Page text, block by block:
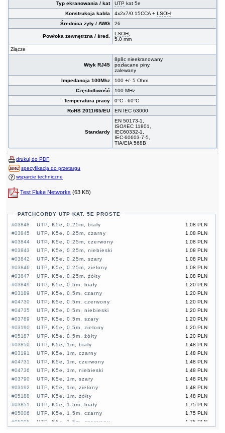
Typ ekranowania / kat
UTP kat 5e
Konstrukcja kabla
4x2x7/0.15CCA +LSOH
Średnica żyły / AWG
26
Powłoka zewnętrzna / śred. LSOH,
5,0 mm
Złącze
Wtyk RJ45
8p8c nieekranowany,
pozłacane piny,
zalewany
Impedancja 100Mhz
100 +/- 5 Ohm
Częstotliwość
100 MHz
Temperatura pracy
0°C - 60°C
RoHS 2011/65/EU
EN IEC 63000
Standardy
EN 50173-1,
ISO/IEC 11801,
IEC60332-1,
IEC-60603-7-5,
TIA/EIA 568B
drukuj do PDF
specyfikacja do przetargu
wsparcie techniczne
Test Fluke Networks (63 KB)
PATCHCORDY UTP KAT. 5E PROSTE
#03848
1,08 PLN
UTP, K5e, 0,25m, biały
#03845
1,08 PLN
UTP, K5e, 0,25m, czarny
#03844
1,08 PLN
UTP, K5e, 0,25m, czerwony
#03843
1,08 PLN
UTP, K5e, 0,25m, niebieski
#03842
1,08 PLN
UTP, K5e, 0,25m, szary
#03846
1,08 PLN
UTP, K5e, 0,25m, zielony
#03847
1,08 PLN
UTP, K5e, 0,25m, żółty
#03849
1,20 PLN
UTP, K5e, 0,5m, biały
#03189
1,20 PLN
UTP, K5e, 0,5m, czarny
#04730
1,20 PLN
UTP, K5e, 0,5m, czerwony
#04735
1,20 PLN
UTP, K5e, 0,5m, niebieski
#03789
1,20 PLN
UTP, K5e, 0,5m, szary
#03190
1,20 PLN
UTP, K5e, 0,5m, zielony
#05187
1,20 PLN
UTP, K5e, 0,5m, żółty
#03850
1,48 PLN
UTP, K5e, 1m, biały
#03191
1,48 PLN
UTP, K5e, 1m, czarny
#04731
1,48 PLN
UTP, K5e, 1m, czerwony
#04736
1,48 PLN
UTP, K5e, 1m, niebieski
#03790
1,48 PLN
UTP, K5e, 1m, szary
#03192
1,48 PLN
UTP, K5e, 1m, zielony
#05188
1,48 PLN
UTP, K5e, 1m, żółty
#03851
1,75 PLN
UTP, K5e, 1,5m, biały
#05006
1,75 PLN
UTP, K5e, 1,5m, czarny
#05005
1,75 PLN
UTP, K5e, 1,5m, czerwony